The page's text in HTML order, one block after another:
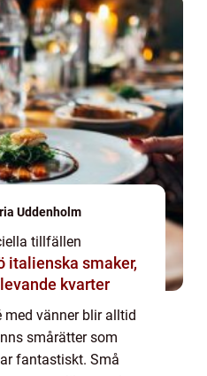
Uddenholm
tillfällen
kvarter
vänner blir alltid
smårätter som
fantastiskt. Små